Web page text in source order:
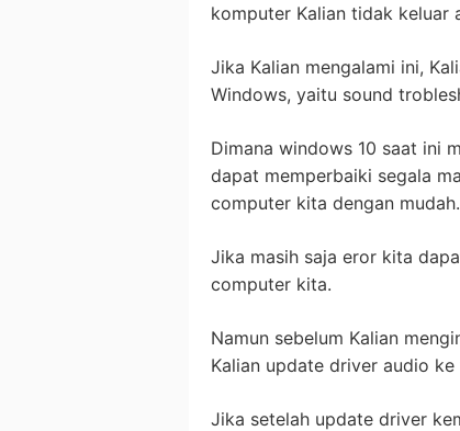
komputer Kalian tidak keluar
Jika Kalian mengalami ini,
Windows, yaitu sound
Dimana windows 10 saat ini
dapat memperbaiki segala
computer kita dengan mudah.
Jika masih saja eror kita
computer kita.
Namun sebelum Kalian
Kalian update driver audio
Jika setelah update driver